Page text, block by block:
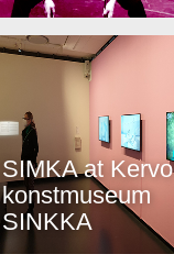
SIMKA at Kervo
konstmuseum
SINKKA